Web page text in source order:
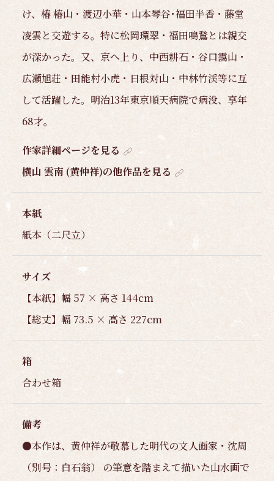
け、椿 椿山・渡辺小華・山本琴谷･福田半香・藤堂
凌雲と交遊する。特に松岡環翠・福田鳴鵞とは親交
が深かった。又、京へ上り、中西耕石・谷口靄山・
広瀬旭荘・田能村小虎・日根対山・中林竹渓等に互
して活躍した。明治13年東京順天病院で病没、享年
68才。
作家詳細ページを見る
横山 雲南 (黄仲祥)の他作品を見る
本紙
紙本（二尺立）
サイズ
【本紙】幅 57 × 高さ 144cm
【総丈】幅 73.5 × 高さ 227cm
箱
合わせ箱
備考
●本作は、黄仲祥が敬慕した明代の文人画家・沈周
（別号：白石翁） の筆意を踏まえて描いた山水画で